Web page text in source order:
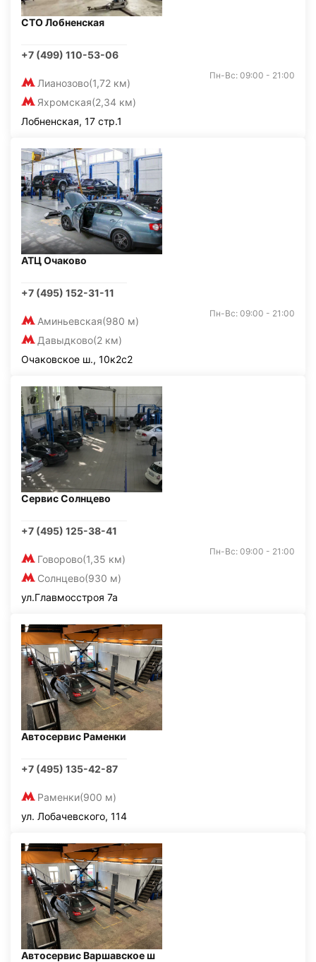
СТО Лобненская
+7 (499) 110-53-06
Лианозово(1,72 км)
Яхромская(2,34 км)
Пн-Вс: 09:00 - 21:00
Лобненская, 17 стр.1
АТЦ Очаково
+7 (495) 152-31-11
Аминьевская(980 м)
Давыдково(2 км)
Пн-Вс: 09:00 - 21:00
Очаковское ш., 10к2с2
Сервис Солнцево
+7 (495) 125-38-41
Говорово(1,35 км)
Солнцево(930 м)
Пн-Вс: 09:00 - 21:00
ул.Главмосстроя 7а
Автосервис Раменки
+7 (495) 135-42-87
Раменки(900 м)
ул. Лобачевского, 114
Автосервис Варшавское ш